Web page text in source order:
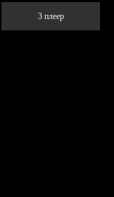
3 плеер